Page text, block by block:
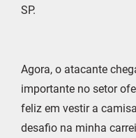
SP.
Agora, o atacante
importante no setor
feliz em vestir a
desafio na minha